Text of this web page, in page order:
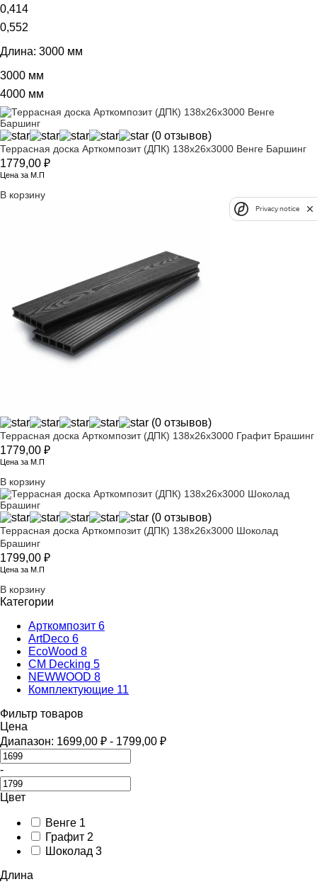
0,414
0,552
Длина: 3000 мм
3000 мм
4000 мм
(0 отзывов)
Террасная доска Арткомпозит (ДПК) 138х26х3000 Венге Баршинг
1779,00 ₽
Цена за М.П
В корзину
(0 отзывов)
Террасная доска Арткомпозит (ДПК) 138х26х3000 Графит Брашинг
1779,00 ₽
Цена за М.П
В корзину
(0 отзывов)
Террасная доска Арткомпозит (ДПК) 138х26х3000 Шоколад
Брашинг
1799,00 ₽
Цена за М.П
В корзину
Категории
Арткомпозит 6
ArtDeco 6
EcoWood 8
CM Decking 5
NEWWOOD 8
Комплектующие 11
Фильтр товаров
Цена
Диапазон: 1699,00 ₽ - 1799,00 ₽
-
Цвет
Венге 1
Графит 2
Шоколад 3
Длина
Privacy notice